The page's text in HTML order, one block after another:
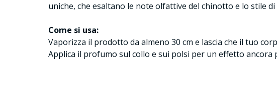
uniche, che esaltano le note olfattive del chinotto e lo stile di
Come si usa:
Vaporizza il prodotto da almeno 30 cm e lascia che il tuo
Applica il profumo sul collo e sui polsi per un effetto ancora